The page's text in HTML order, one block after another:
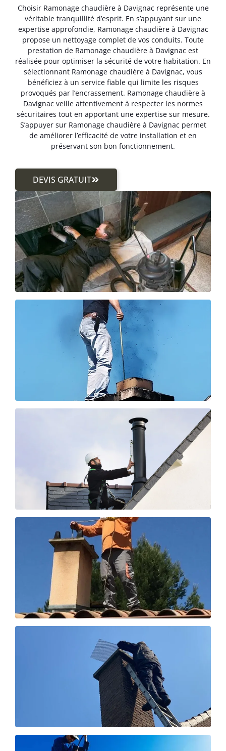
Choisir Ramonage chaudière à Davignac représente une
véritable tranquillité d’esprit. En s’appuyant sur une
expertise approfondie, Ramonage chaudière à Davignac
propose un nettoyage complet de vos conduits. Toute
prestation de Ramonage chaudière à Davignac est
réalisée pour optimiser la sécurité de votre habitation. En
sélectionnant Ramonage chaudière à Davignac, vous
bénéficiez à un service fiable qui limite les risques
provoqués par l’encrassement. Ramonage chaudière à
Davignac veille attentivement à respecter les normes
sécuritaires tout en apportant une expertise sur mesure.
S’appuyer sur Ramonage chaudière à Davignac permet
de améliorer l’efficacité de votre installation et en
préservant son bon fonctionnement.
DEVIS GRATUIT